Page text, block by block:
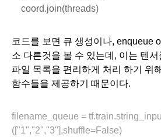
coord.join(threads)
코드를 보면 큐 생성이나, enqueue
소 다른것을 볼 수 있는데, 이는 텐서
파일 목록을 편리하게 처리 하기 위
함수들을 제공하기 때문이다.
filename_queue =
(["1","2","3"],shuffle=False)